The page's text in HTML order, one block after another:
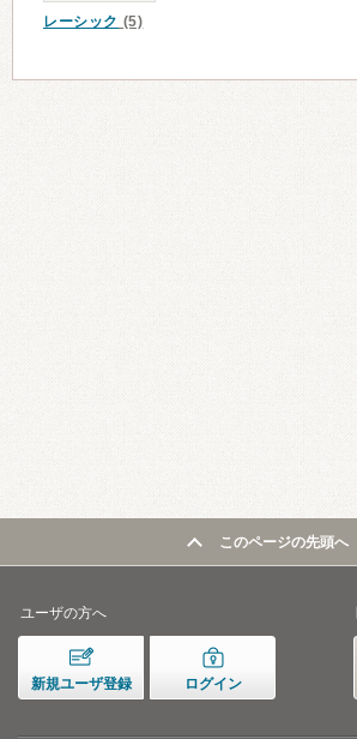
レーシック (5)
このページの先頭へ
ユーザの方へ
新規ユーザ登録 ログイン